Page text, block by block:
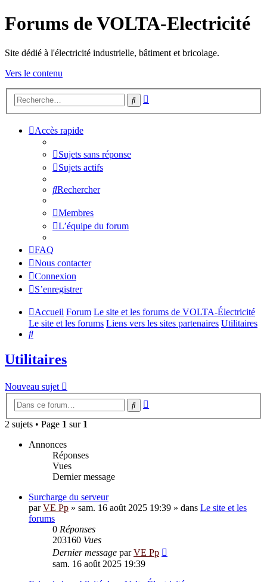
Forums de VOLTA-Electricité
Site dédié à l'électricité industrielle, bâtiment et bricolage.
Vers le contenu
Rechercher
Accès rapide
Sujets sans réponse
Sujets actifs
Rechercher
Membres
L’équipe du forum
FAQ
Nous contacter
Connexion
S’enregistrer
Accueil Forum Le site et les forums de VOLTA-Électricité
Le site et les forums Liens vers les sites partenaires Utilitaires
Rechercher
Utilitaires
Nouveau sujet
Rechercher
2 sujets • Page 1 sur 1
Annonces
Réponses
Vues
Dernier message
Surcharge du serveur
parVE Pp » sam. 16 août 2025 19:39 » dans Le site et les
forums
0 Réponses
203160 Vues
Dernier message parVE Pp
sam. 16 août 2025 19:39